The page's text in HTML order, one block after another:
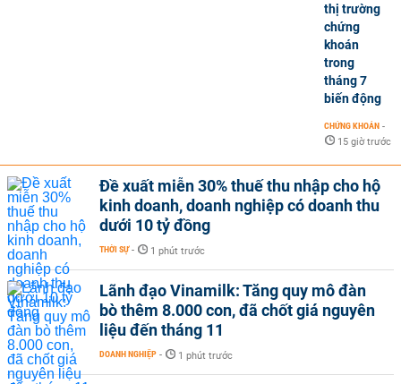
thị trường
chứng
khoán
trong
tháng 7
biến động
CHỨNG KHOÁN -
15 giờ trước
Đề xuất miễn 30% thuế thu nhập cho hộ
kinh doanh, doanh nghiệp có doanh thu
dưới 10 tỷ đồng
THỜI SỰ - 1 phút trước
Lãnh đạo Vinamilk: Tăng quy mô đàn
bò thêm 8.000 con, đã chốt giá nguyên
liệu đến tháng 11
DOANH NGHIỆP - 1 phút trước